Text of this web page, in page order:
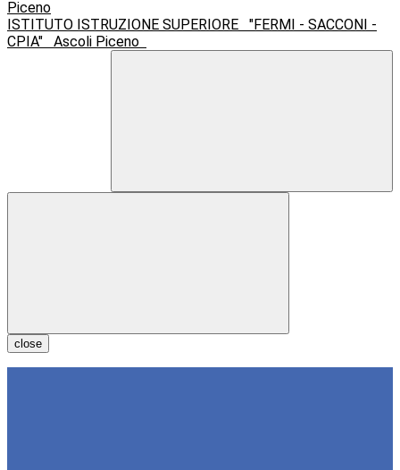
ISTITUTO ISTRUZIONE SUPERIORE
"FERMI - SACCONI -
CPIA"
Ascoli Piceno
close